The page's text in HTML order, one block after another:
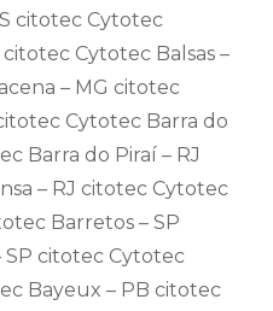
citotec Cytotec
Cytotec Balsas –
– MG citotec
Cytotec Barra do
Barra do Piraí – RJ
– RJ citotec Cytotec
Barretos – SP
citotec Cytotec
Bayeux – PB citotec